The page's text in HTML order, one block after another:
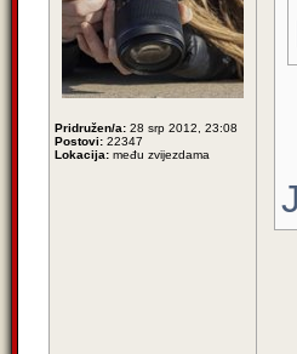
Pridružen/a: 28 srp 2012, 23:08
Postovi: 22347
Lokacija: među zvijezdama